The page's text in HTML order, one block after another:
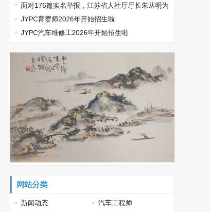
面对176篇实名举报，江苏省人社厅厅长朱从明为
何选择沉默
JYPC育婴师2026年开始招生啦
JYPC汽车维修工2026年开始招生啦
网站分类
新闻动态
汽车工程师